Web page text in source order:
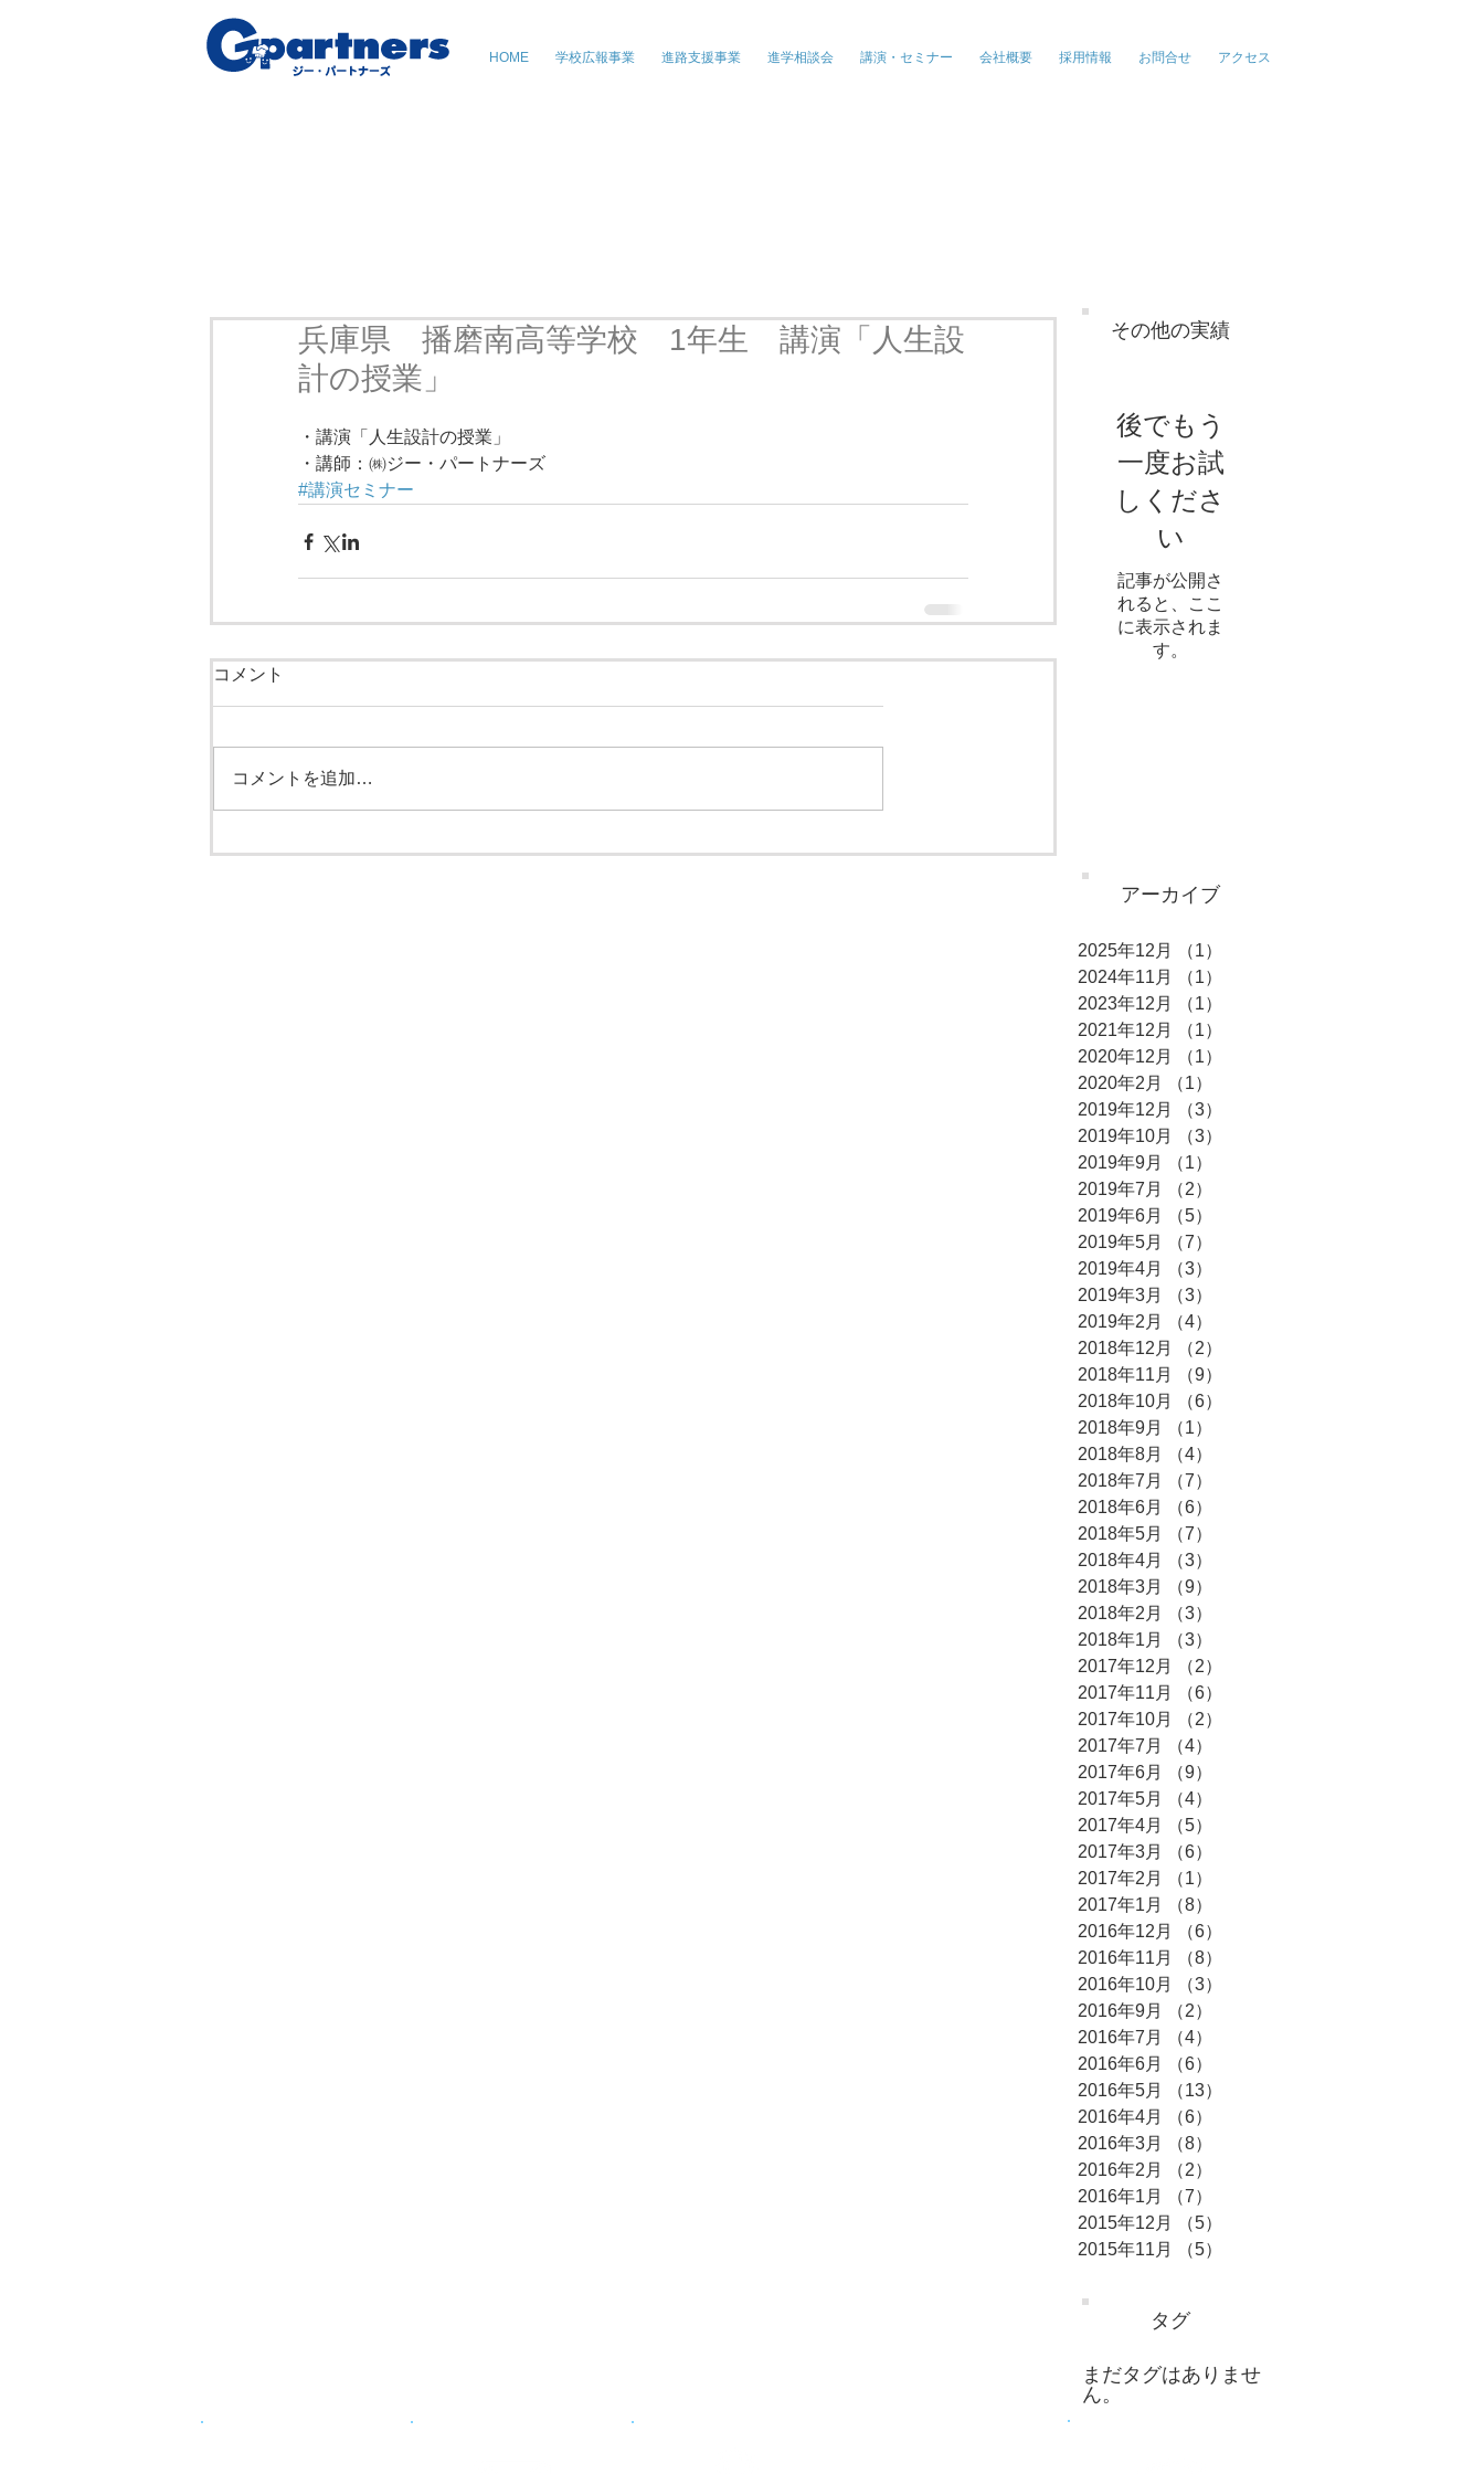
HOME 学校広報事業 進路支援事業 進学相談会 講演・セミナー 会社概要 採用情報 お問合せ アクセス
兵庫県 播磨南高等学校 1年生 講演「人生設
計の授業」
・講演「人生設計の授業」
・講師：㈱ジー・パートナーズ
#講演セミナー
コメント
コメントを追加…
その他の実績
後でもう
一度お試
しくださ
い
記事が公開さ
れると、ここ
に表示されま
す。
アーカイブ
2025年12月 （1）
2024年11月
（1）
2023年12月
（1）
2021年12月
（1）
2020年12月
（1）
2020年2月
（1）
2019年12月
（3）
2019年10月
（3）
2019年9月
（1）
2019年7月
（2）
2019年6月
（5）
2019年5月
（7）
2019年4月
（3）
2019年3月
（3）
2019年2月
（4）
2018年12月
（2）
2018年11月
（9）
2018年10月
（6）
2018年9月
（1）
2018年8月
（4）
2018年7月
（7）
2018年6月
（6）
2018年5月
（7）
2018年4月
（3）
2018年3月
（9）
2018年2月
（3）
2018年1月
（3）
2017年12月
（2）
2017年11月
（6）
2017年10月
（2）
2017年7月
（4）
2017年6月
（9）
2017年5月
（4）
2017年4月
（5）
2017年3月
（6）
2017年2月
（1）
2017年1月
（8）
2016年12月
（6）
2016年11月
（8）
2016年10月
（3）
2016年9月
（2）
2016年7月
（4）
2016年6月
（6）
2016年5月
（13）
2016年4月
（6）
2016年3月
（8）
2016年2月
（2）
2016年1月
（7）
2015年12月
（5）
2015年11月
（5）
タグ
まだタグはありませ
ん。